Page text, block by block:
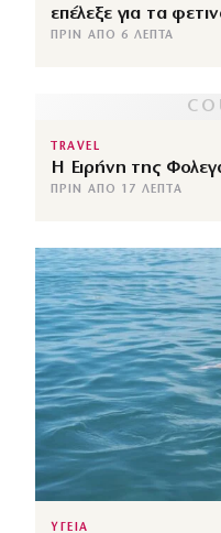
επέλεξε για τα
ΠΡΙΝ ΑΠΌ 6 ΛΕΠΤΆ
TRAVEL
Η Ειρήνη της
ΠΡΙΝ ΑΠΌ 17 ΛΕΠΤΆ
ΥΓΕΙΑ